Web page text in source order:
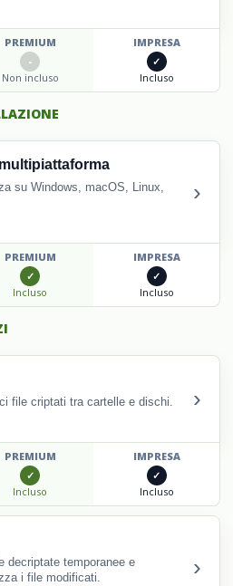
PREMIUM
Non incluso
IMPRESA
Incluso
su Windows, macOS, Linux,
›
PREMIUM
Incluso
IMPRESA
Incluso
file criptati tra cartelle e dischi. ›
PREMIUM
Incluso
IMPRESA
Incluso
decriptate temporanee e
i file modificati.
›